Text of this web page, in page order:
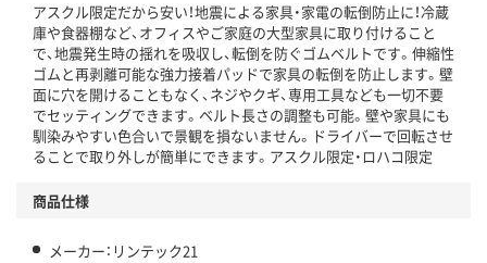
この商品の環境配慮ポイントです。下記商品詳細「
アスクル商品環境スコア詳細／加点項目
」で確認できます。
アスクル限定だから安い！地震による家具・家電の転倒防止に！冷蔵
庫や食器棚など、オフィスやご家庭の大型家具に取り付けること
で、地震発生時の揺れを吸収し、転倒を防ぐゴムベルトです。伸縮性
ゴムと再剥離可能な強力接着パッドで家具の転倒を防止します。壁
面に穴を開けることもなく、ネジやクギ、専用工具なども一切不要
でセッティングできます。ベルト長さの調整も可能。壁や家具にも
馴染みやすい色合いで景観を損ないません。ドライバーで回転させ
ることで取り外しが簡単にできます。アスクル限定・ロハコ限定
商品仕様
メーカー：リンテック21